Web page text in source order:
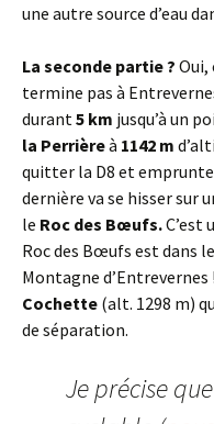
une autre source d’eau
La seconde partie ? Oui,
termine pas à
durant 5 km jusqu’à un
la Perrièreà 1142 m
quitter la D8 et
dernière va se hisser sur
le Roc des Bœufs.C’est
Roc des Bœufs est dans
Montagne d’Entrevernes
Cochette (alt. 1298 m)
de séparation.
Je précise